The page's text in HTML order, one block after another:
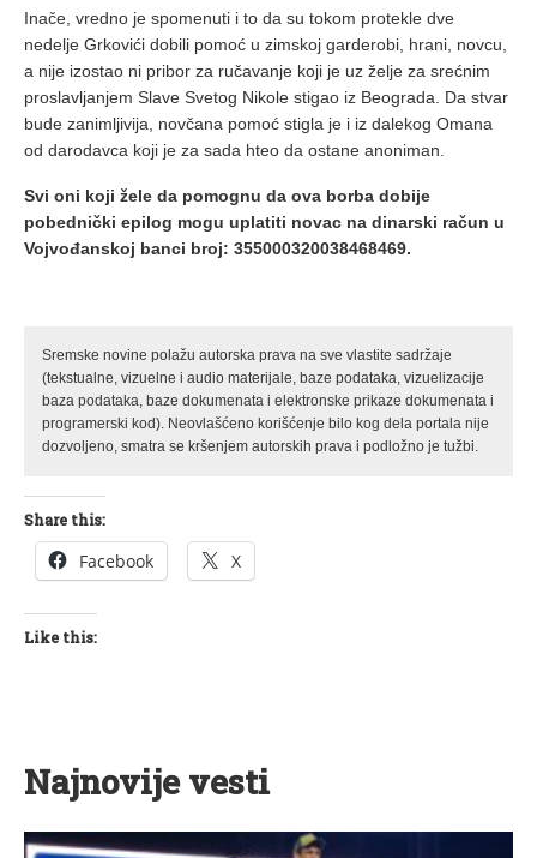
Inače, vredno je spomenuti i to da su tokom protekle dve
nedelje Grkovići dobili pomoć u zimskoj garderobi, hrani, novcu,
a nije izostao ni pribor za ručavanje koji je uz želje za srećnim
proslavljanjem Slave Svetog Nikole stigao iz Beograda. Da stvar
bude zanimljivija, novčana pomoć stigla je i iz dalekog Omana
od darodavca koji je za sada hteo da ostane anoniman.
Svi oni koji žele da pomognu da ova borba dobije
pobednički epilog mogu uplatiti novac na dinarski račun u
Vojvođanskoj banci broj: 355000320038468469.
Sremske novine polažu autorska prava na sve vlastite sadržaje
(tekstualne, vizuelne i audio materijale, baze podataka, vizuelizacije
baza podataka, baze dokumenata i elektronske prikaze dokumenata i
programerski kod). Neovlašćeno korišćenje bilo kog dela portala nije
dozvoljeno, smatra se kršenjem autorskih prava i podložno je tužbi.
Share this:
Facebook X
Like this:
Najnovije vesti